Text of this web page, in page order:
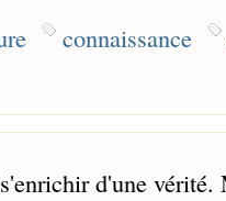
connaissance
d'une